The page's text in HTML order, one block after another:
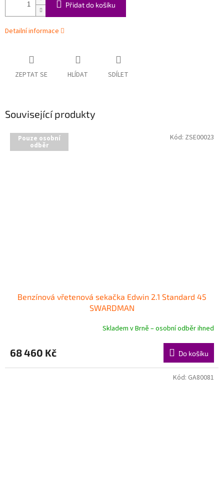
Přidat do košíku
Detailní informace
ZEPTAT SE HLÍDAT SDÍLET
Související produkty
Pouze osobní
odběr
Benzínová vřetenová sekačka Edwin 2.1 Standard 45
SWARDMAN
Skladem v Brně – osobní odběr ihned
68 460 Kč Do košíku
Kód: ZSE00023
Kód: GA80081